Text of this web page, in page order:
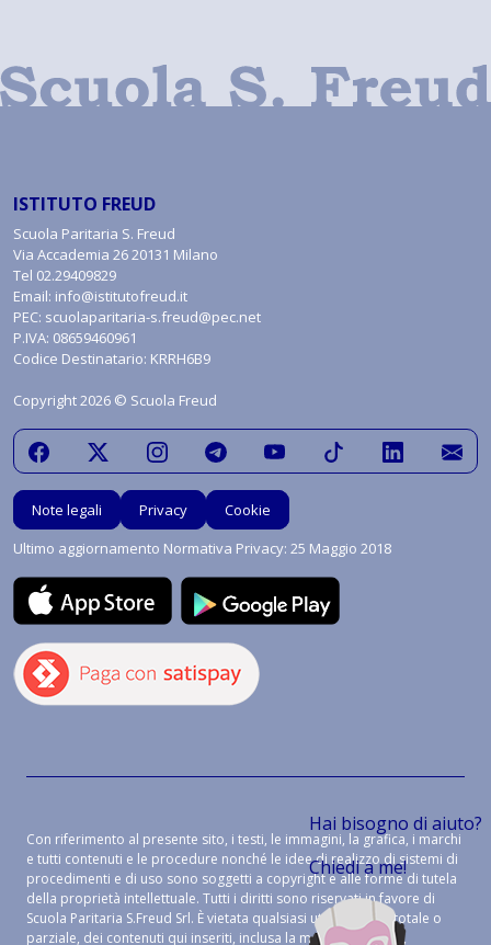
Hai bisogno di aiuto?
Chiedi a me!
ISTITUTO FREUD
Scuola Paritaria S. Freud
Via Accademia 26 20131 Milano
Tel 02.29409829
Email: info@istitutofreud.it
PEC: scuolaparitaria-s.freud@pec.net
P.IVA: 08659460961
Codice Destinatario: KRRH6B9
Copyright 2026 © Scuola Freud
Note legali Privacy
Cookie
Ultimo aggiornamento Normativa Privacy: 25 Maggio 2018
Con riferimento al presente sito, i testi, le immagini, la grafica, i marchi
e tutti contenuti e le procedure nonché le idee di realizzo di sistemi di
procedimenti e di uso sono soggetti a copyright e alle forme di tutela
della proprietà intellettuale. Tutti i diritti sono riservati in favore di
Scuola Paritaria S.Freud Srl. È vietata qualsiasi utilizzazione, totale o
parziale, dei contenuti qui inseriti, inclusa la memorizzazione,